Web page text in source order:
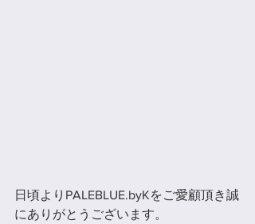
日頃よりPALEBLUE.byKをご愛顧頂き誠
にありがとうございます。